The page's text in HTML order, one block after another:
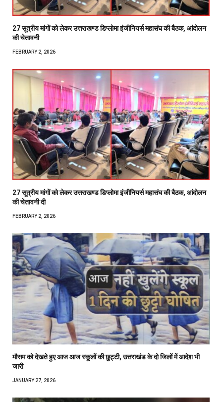
27 सूत्रीय मांगों को लेकर उत्तराखण्ड डिप्लोमा इंजीनियर्स महासंघ की बैठक, आंदोलन
की चेतावनी
FEBRUARY 2, 2026
27 सूत्रीय मांगों को लेकर उत्तराखण्ड डिप्लोमा इंजीनियर्स महासंघ की बैठक, आंदोलन
की चेतावनी दी
FEBRUARY 2, 2026
मौसम को देखते हुए आज आज स्कूलों की छुट्टी, उत्तराखंड के दो जिलों में आदेश भी
जारी
JANUARY 27, 2026